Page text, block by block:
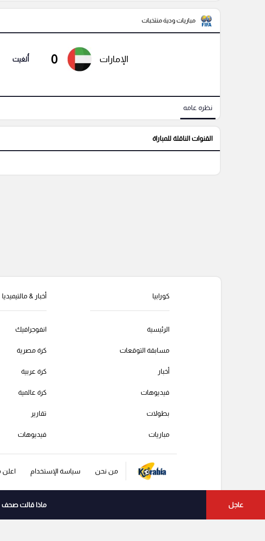
مباريات ودية منتخبات
الإمارات 0 أُلغيت
نظره عامه
القنوات الناقلة للمباراة
عاجل ماذا قالت صحف
كورابيا
الرئيسية
مسابقة التوقعات
أخبار
فيديوهات
بطولات
مباريات
أخبار & مالتيميديا
انفوجرافيك
كرة مصرية
كرة عربية
كرة عالمية
تقارير
فيديوهات
من نحن سياسة الإستخدام اعلن